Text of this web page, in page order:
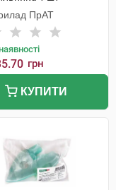
ПрАТ
грн
КУПИТИ